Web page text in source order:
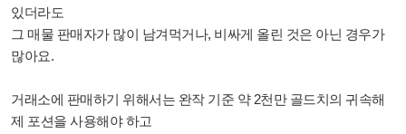
있더라도
그 매물 판매자가 많이 남겨먹거나, 비싸게 올린 것은 아닌 경우가
많아요.
거래소에 판매하기 위해서는 완작 기준 약 2천만 골드치의 귀속해
제 포션을 사용해야 하고